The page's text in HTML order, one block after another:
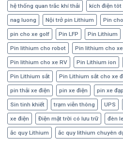
hệ thống quan trắc khí thải kích điện tôt
nag luong Nội trở pin Lithium Pin
pin cho xe golf Pin LFP Pin Lithium
Pin lithium cho robot Pin lithium cho
Pin lithium cho xe RV Pin Lithium ion
Pin Lithium sắt Pin Lithium sắt cho xe
pin thải xe điện pin xe điện pin xe
Sin tinh khiết trạm viễn thông UPS
xe điện Điện mặt trời có lưu trữ đèn
ắc quy Lithium ắc quy lithium chuyên